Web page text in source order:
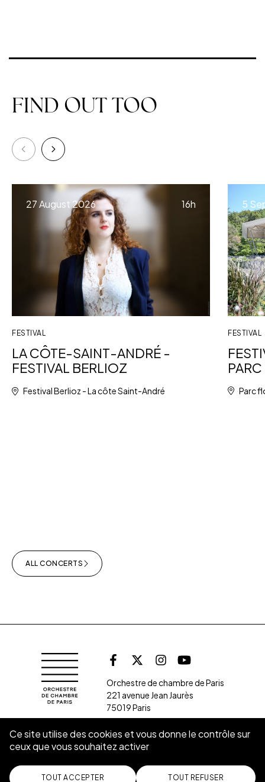
FIND OUT TOO
FESTIVAL
LA CÔTE-SAINT-ANDRÉ -
FESTIVAL BERLIOZ
27 August 2026 à
16h
Festival Berlioz - La côte Saint-André
FESTIVAL
5
Parc
ALL CONCERTS
Orchestre de chambre de Paris
Follow us on
FacebookX (Twitter)
InstagramYoutube
Orchestre de chambre de Paris
221 avenue Jean Jaurès
75019 Paris
SUBSCRIBE TO THE NEWSLETTER
Ce site utilise des cookies et vous donne le contrôle sur
ceux que vous souhaitez activer
TOUT ACCEPTER TOUT REFUSER